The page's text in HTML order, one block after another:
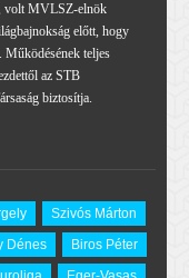
volt MVLSZ-elnök
előtt, hogy
Működésének teljes
az STB
biztosítja.
Szivós Márton
Dénes
Biros Péter